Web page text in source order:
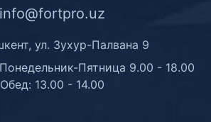
info@fortpro.uz
ул. Зухур-Палвана 9
Пятница 9.00 - 18.00
Обед: 13.00 - 14.00